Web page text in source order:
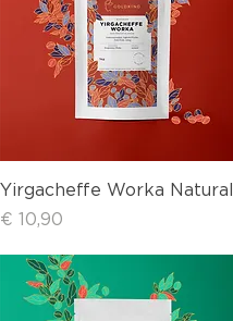
Schnellansicht
Yirgacheffe Worka Natural
Preis
€ 10,90